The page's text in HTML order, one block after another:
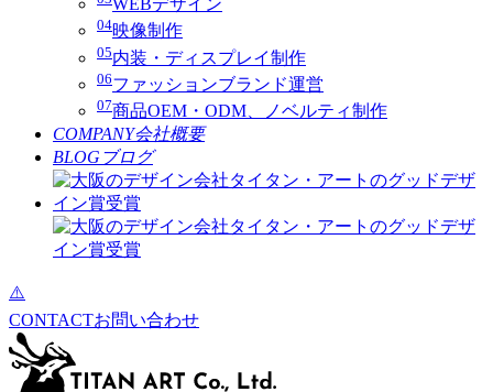
WEBデザイン
04映像制作
05内装・ディスプレイ制作
06ファッションブランド運営
07商品OEM・ODM、ノベルティ制作
COMPANY会社概要
BLOG ブログ
CONTACTお問い合わせ